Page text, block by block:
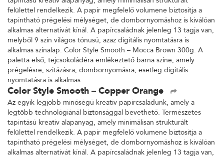
felülettel rendelkezik. A papír megfelelő volumene biztosítja a
tapintható prégelési mélységet, de dombornyomáshoz is kiválóan
alkalmas alternatívát kínál. A papírcsaládnak jelenleg 13 tagja van,
melyből 9 szín világos tónusú, azaz digitális nyomtatásra is
alkalmas színalap. Color Style Smooth – Mocca Brown 300g. A
paletta első, tejcsokoládéra emlékeztető barna színe, amely
prégelésre, szitázásra, dombornyomásra, esetleg digitális
nyomtatásra is alkalmas.
Color Style Smooth – Copper Orange
Az egyik legjobb minőségű kreatív papírcsaládunk, amely a
legtöbb technológiánál biztonsággal bevethető. Természetes
tapintású kreatív alapanyag, amely minimálisan strukturált
felülettel rendelkezik. A papír megfelelő volumene biztosítja a
tapintható prégelési mélységet, de dombornyomáshoz is kiválóan
alkalmas alternatívát kínál. A papírcsaládnak jelenleg 13 tagja van,